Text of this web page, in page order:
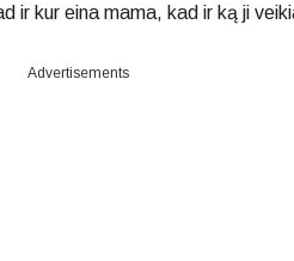
kur eina mama, kad ir ką ji
Advertisements